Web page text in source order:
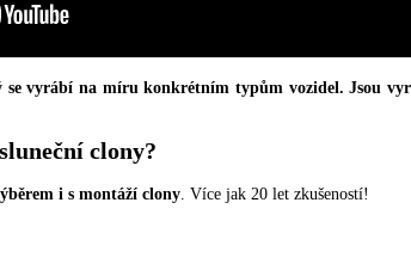
se vyrábí na míru konkrétním typům vozidel. Jsou
clony?
i s montáží clony . Více jak 20 let zkušeností!